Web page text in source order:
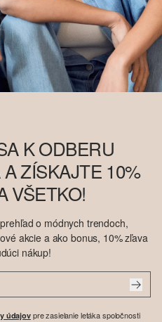
K ODBERU
ZÍSKAJTE 10%
VŠETKO!
o módnych trendoch,
akcie a ako bonus, 10% zľava
nákup!
údajovpre zasielanie letáka spoločnosti